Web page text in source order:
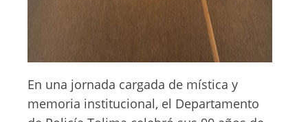
En una jornada cargada de mística y
memoria institucional, el Departamento